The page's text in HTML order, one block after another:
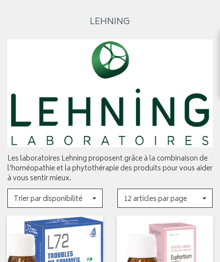
LEHNING
Les laboratoires Lehning proposent grâce à la combinaison de
l'homéopathie et la phytothérapie des produits pour vous aider
à vous sentir mieux.
Trier par disponibilité
12 articles par page